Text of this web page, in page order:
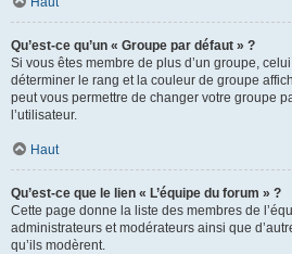
Qu’est-ce qu’un « Groupe par défaut » ?
Si vous êtes membre de plus d’un groupe,
déterminer le rang et la couleur de groupe
peut vous permettre de changer votre groupe
l’utilisateur.
Haut
Qu’est-ce que le lien « L’équipe du forum » ?
Cette page donne la liste des membres de
administrateurs et modérateurs ainsi que
qu’ils modèrent.